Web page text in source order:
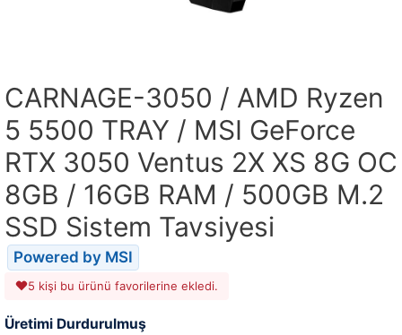
CARNAGE-3050 / AMD Ryzen
5 5500 TRAY / MSI GeForce
RTX 3050 Ventus 2X XS 8G OC
8GB / 16GB RAM / 500GB M.2
SSD Sistem Tavsiyesi
Powered by MSI
5 kişi bu ürünü favorilerine ekledi.
Üretimi Durdurulmuş